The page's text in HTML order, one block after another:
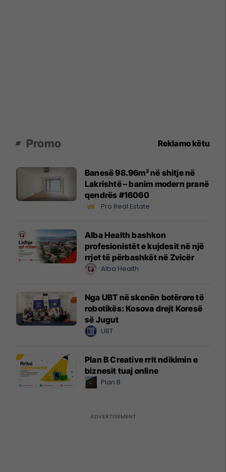
Promo Reklamo këtu
Banesë 98.96m² në shitje në
Lakrishtë – banim modern pranë
qendrës #16060
Pro Real Estate
Alba Health bashkon
profesionistët e kujdesit në një
rrjet të përbashkët në Zvicër
Alba Health
Nga UBT në skenën botërore të
robotikës: Kosova drejt Koresë
së Jugut
UBT
Plan B Creative rrit ndikimin e
biznesit tuaj online
Plan B